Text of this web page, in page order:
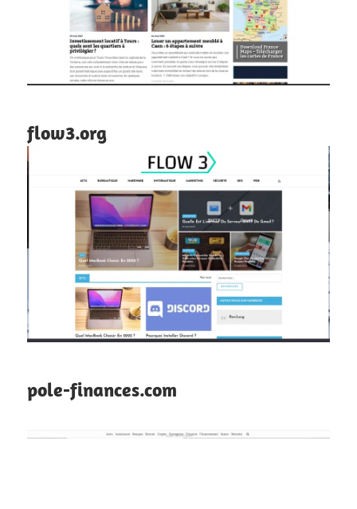
flow3.org
pole-finances.com